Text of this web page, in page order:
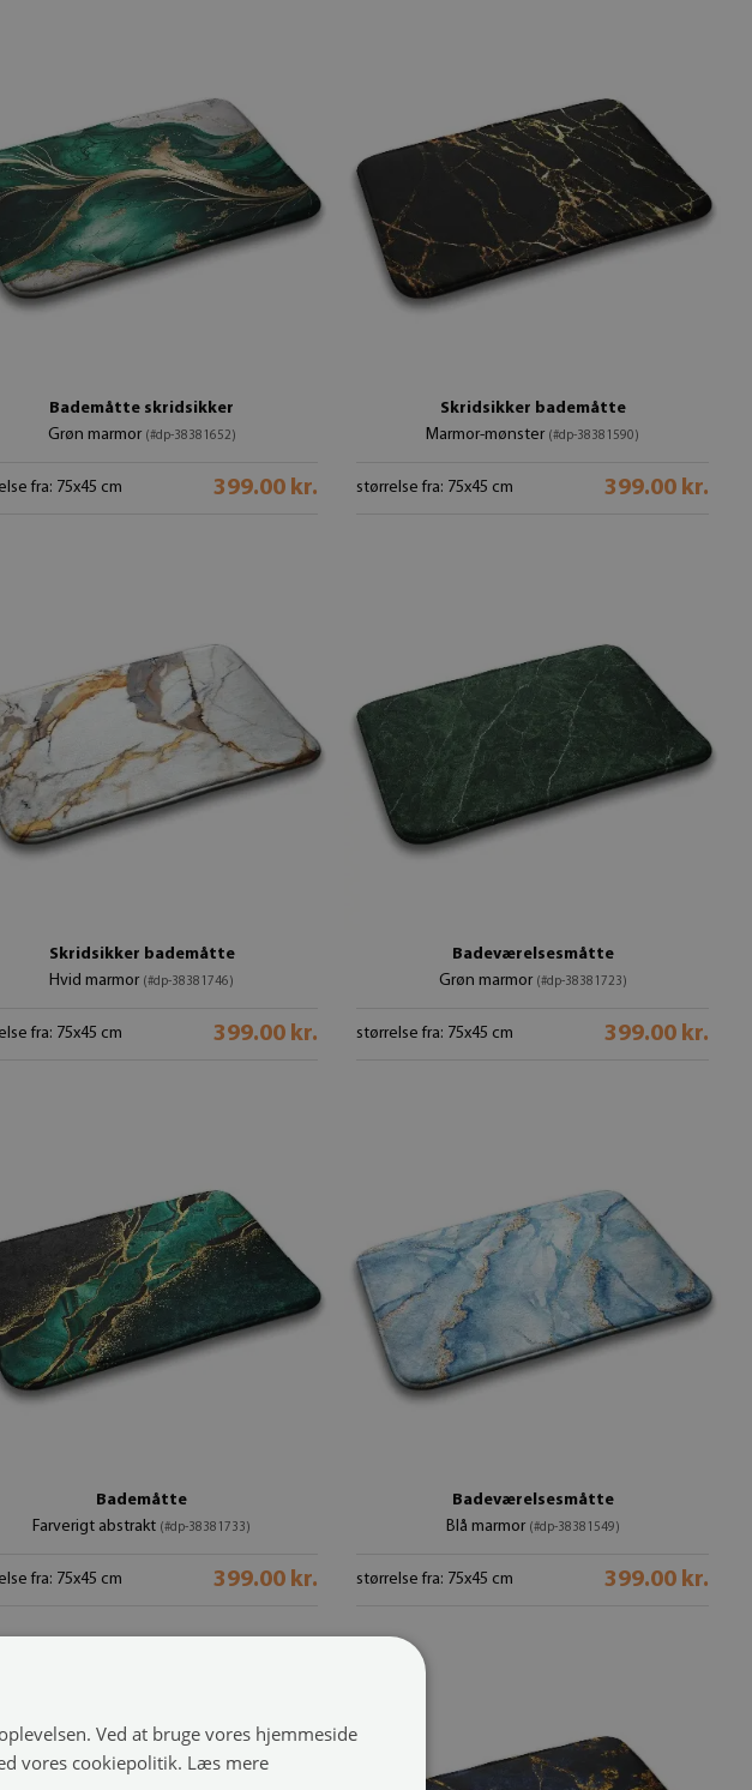
Bademåtte skridsikker
Grøn marmor (#dp-38381652)
fra: 75x45 cm 399.00 kr.
Skridsikker bademåtte
Marmor-mønster (#dp-38381590)
størrelse fra: 75x45 cm 399.00 kr.
Skridsikker bademåtte
Hvid marmor (#dp-38381746)
fra: 75x45 cm 399.00 kr.
Badeværelsesmåtte
Grøn marmor (#dp-38381723)
størrelse fra: 75x45 cm 399.00 kr.
Bademåtte
Farverigt abstrakt (#dp-38381733)
fra: 75x45 cm 399.00 kr.
Badeværelsesmåtte
Blå marmor (#dp-38381549)
størrelse fra: 75x45 cm 399.00 kr.
Ved at bruge vores hjemmeside
vores cookiepolitik. Læs mere